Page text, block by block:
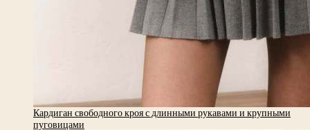
Кардиган свободного кроя с длинными рукавами и крупными
пуговицами